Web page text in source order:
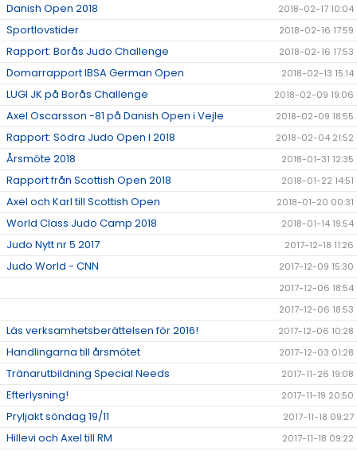
Danish Open 2018 2018-02-17 10:04
Sportlovstider 2018-02-16 17:59
Rapport: Borås Judo Challenge 2018-02-16 17:53
Domarrapport IBSA German Open 2018-02-13 15:14
LUGI JK på Borås Challenge 2018-02-09 19:06
Axel Oscarsson -81 på Danish Open i Vejle 2018-02-09 18:55
Rapport: Södra Judo Open I 2018 2018-02-04 21:52
Årsmöte 2018 2018-01-31 12:35
Rapport från Scottish Open 2018 2018-01-22 14:51
Axel och Karl till Scottish Open 2018-01-20 00:31
World Class Judo Camp 2018 2018-01-14 19:54
Judo Nytt nr 5 2017 2017-12-18 11:26
Judo World - CNN
2017-12-09 15:30
2017-12-06 18:54
2017-12-06 18:53
Läs verksamhetsberättelsen för 2016! 2017-12-06 10:28
Handlingarna till årsmötet 2017-12-03 01:28
Tränarutbildning Special Needs 2017-11-26 19:08
Efterlysning! 2017-11-19 20:50
Pryljakt söndag 19/11 2017-11-18 09:27
Hillevi och Axel till RM 2017-11-18 09:22